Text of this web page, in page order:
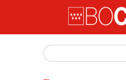
Pasar al contenido principal